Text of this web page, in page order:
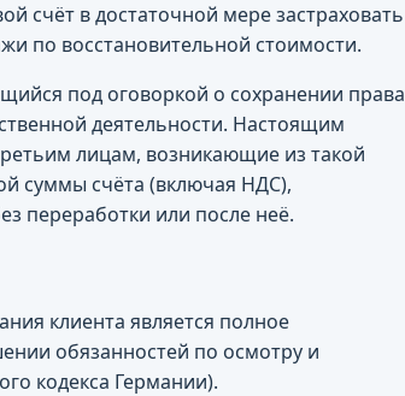
счёт в достаточной мере застраховать
по восстановительной стоимости.
под оговоркой о сохранении права
деятельности. Настоящим
лицам, возникающие из такой
суммы счёта (включая НДС),
переработки или после неё.
клиента является полное
обязанностей по осмотру и
кодекса Германии).